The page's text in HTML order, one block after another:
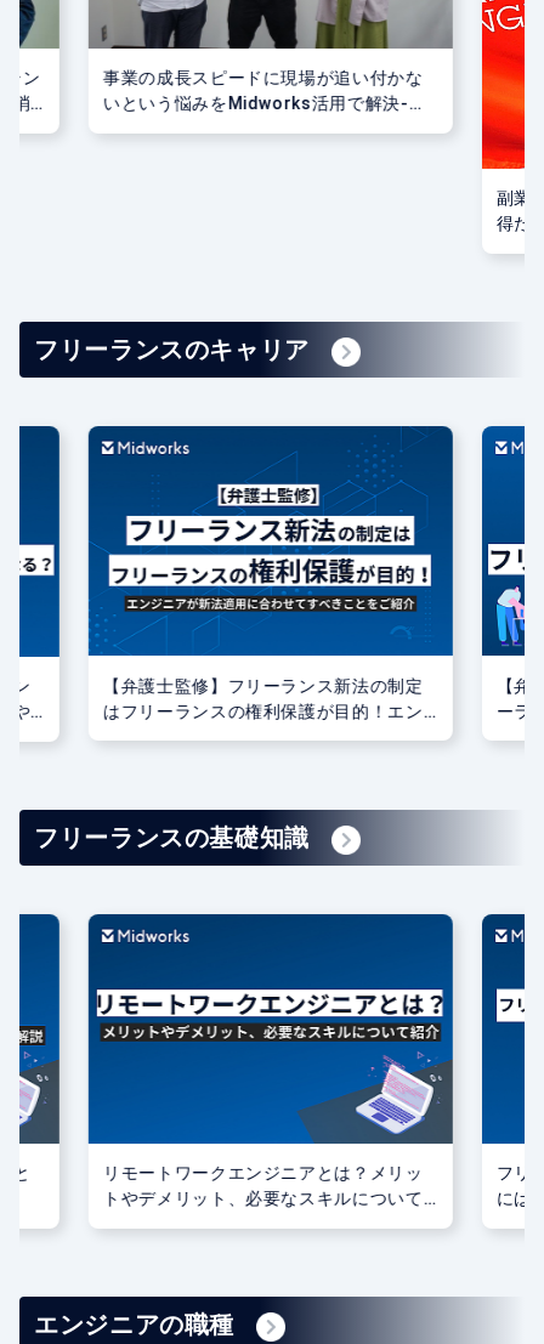
ン
消-
事業の成長スピードに現場が追い付かな
いという悩みをMidworks活用で解決-株
副業
得た
フリーランスのキャリア
ン
や
【弁護士監修】フリーランス新法の制定
はフリーランスの権利保護が目的！エン
ジニアが新法適用に合わせてすべきこと
【弁
ーラ
際の
フリーランスの基礎知識
と
リモートワークエンジニアとは？メリッ
トやデメリット、必要なスキルについて
紹介
フリ
には
エンジニアの職種